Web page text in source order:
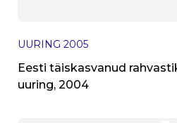
UURING 2005
Eesti täiskasvanud
uuring, 2004